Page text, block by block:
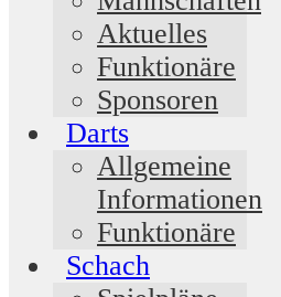
Aktuelles
Funktionäre
Sponsoren
Darts
Allgemeine
Informationen
Funktionäre
Schach